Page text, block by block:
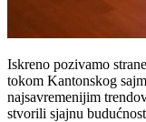
Iskreno pozivamo
tokom Kantonskog
najsavremenijim
stvorili sjajnu